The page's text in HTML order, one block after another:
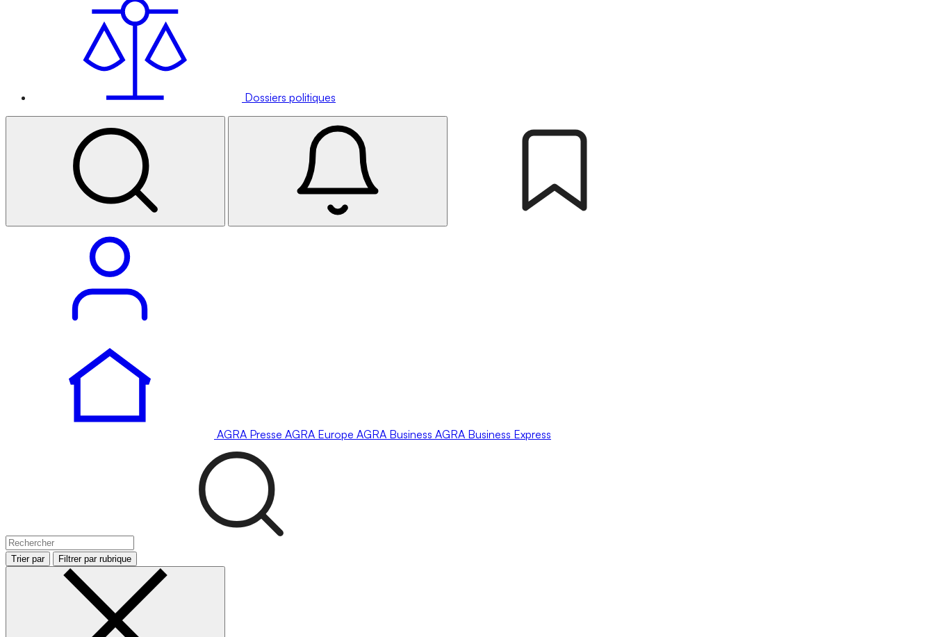
Dossiers politiques
AGRA Presse AGRA Europe AGRA Business AGRA Business Express
Trier par Filtrer par rubrique